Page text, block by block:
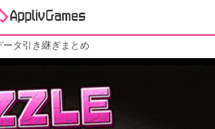
ータ引き継ぎまとめ